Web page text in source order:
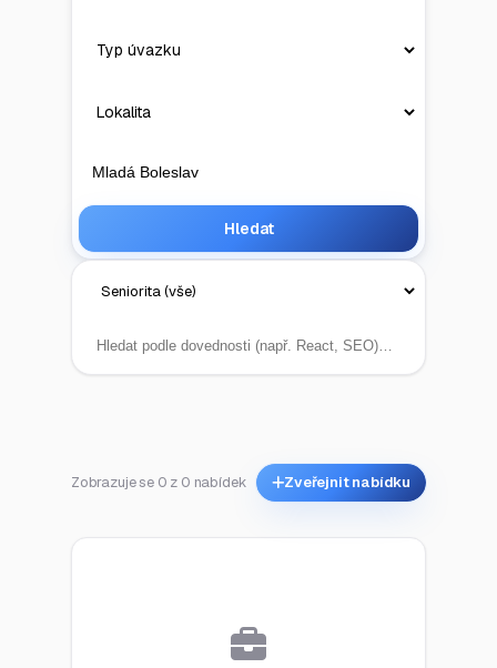
Hledat
Zobrazuje se 0 z 0 nabídek Zveřejnit nabídku